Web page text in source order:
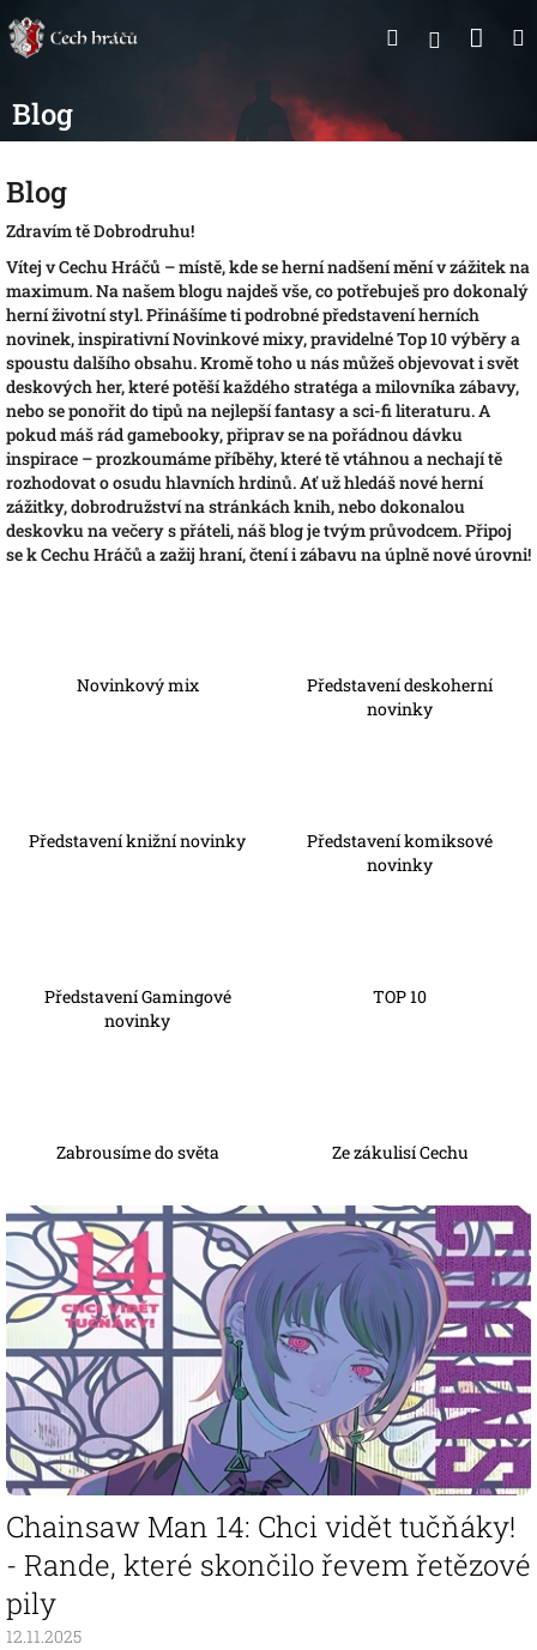
na
obsah
Hledat
Blog
Blog
Zdravím tě Dobrodruhu!
Vítej v Cechu Hráčů – místě, kde se herní nadšení mění v zážitek na
maximum. Na našem blogu najdeš vše, co potřebuješ pro dokonalý
herní životní styl. Přinášíme ti podrobné představení herních
novinek, inspirativní Novinkové mixy, pravidelné Top 10 výběry a
spoustu dalšího obsahu. Kromě toho u nás můžeš objevovat i svět
deskových her, které potěší každého stratéga a milovníka zábavy,
nebo se ponořit do tipů na nejlepší fantasy a sci-fi literaturu. A
pokud máš rád gamebooky, připrav se na pořádnou dávku
inspirace – prozkoumáme příběhy, které tě vtáhnou a nechají tě
rozhodovat o osudu hlavních hrdinů. Ať už hledáš nové herní
zážitky, dobrodružství na stránkách knih, nebo dokonalou
deskovku na večery s přáteli, náš blog je tvým průvodcem. Připoj
se k Cechu Hráčů a zažij hraní, čtení i zábavu na úplně nové úrovni!
Novinkový mix
Představení deskoherní
novinky
Představení knižní novinky
Představení komiksové
novinky
Představení Gamingové
novinky
TOP 10
Zabrousíme do světa Ze zákulisí Cechu
V
ý
p
i
s
č
l
á
n
k
ů
Chainsaw Man 14: Chci vidět tučňáky!
- Rande, které skončilo řevem řetězové
pily
12.11.2025